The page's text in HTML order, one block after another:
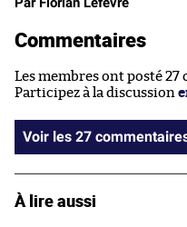
Commentaires
Les membres ont posté
Participez à la discussion
Voir les 27
À lire aussi